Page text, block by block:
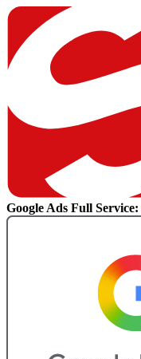
Google Ads Full Service: